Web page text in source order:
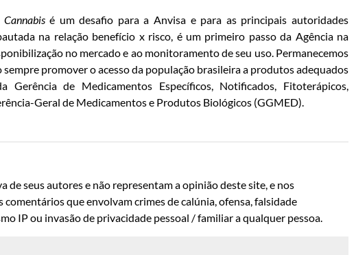
Cannabisé um desafio para a Anvisa e para as principais autoridades
na relação benefício x risco, é um primeiro passo da Agência na
no mercado e ao monitoramento de seu uso. Permanecemos
promover o acesso da população brasileira a produtos adequados
de Medicamentos Específicos, Notificados, Fitoterápicos,
Geral de Medicamentos e Produtos Biológicos (GGMED).
de seus autores e não representam a opinião deste site, e nos
que envolvam crimes de calúnia, ofensa, falsidade
IP ou invasão de privacidade pessoal / familiar a qualquer pessoa.